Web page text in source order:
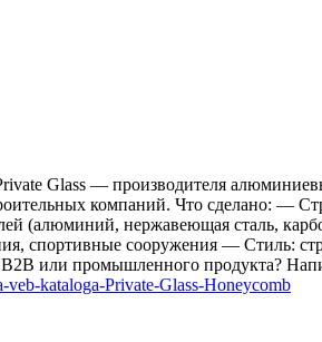
Glass — производителя
компаний. Что сделано: —
(алюминий, нержавеющая сталь,
спортивные сооружения — Стиль:
или промышленного продукта?
kataloga-Private-Glass-Honeycomb